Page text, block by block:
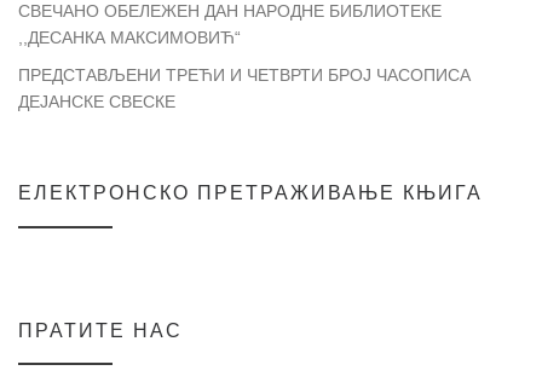
СВЕЧАНО ОБЕЛЕЖЕН ДАН НАРОДНЕ БИБЛИОТЕКЕ
,,ДЕСАНКА МАКСИМОВИЋ“
ПРЕДСТАВЉЕНИ ТРЕЋИ И ЧЕТВРТИ БРОЈ ЧАСОПИСА
ДЕЈАНСКЕ СВЕСКЕ
ЕЛЕКТРОНСКО ПРЕТРАЖИВАЊЕ КЊИГА
ПРАТИТЕ НАС